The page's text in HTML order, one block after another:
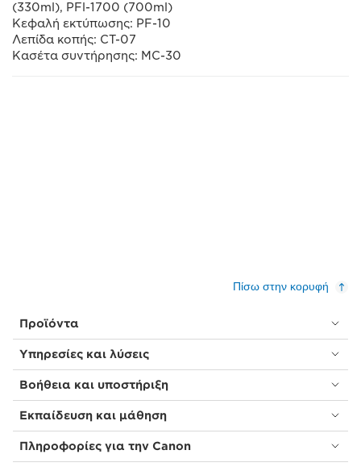
(330ml), PFl-1700 (700ml)
Κεφαλή εκτύπωσης: PF-10
Λεπίδα κοπής: CT-07
Κασέτα συντήρησης: MC-30
Πίσω στην κορυφή
Προϊόντα
Υπηρεσίες και λύσεις
Βοήθεια και υποστήριξη
Εκπαίδευση και μάθηση
Πληροφορίες για την Canon